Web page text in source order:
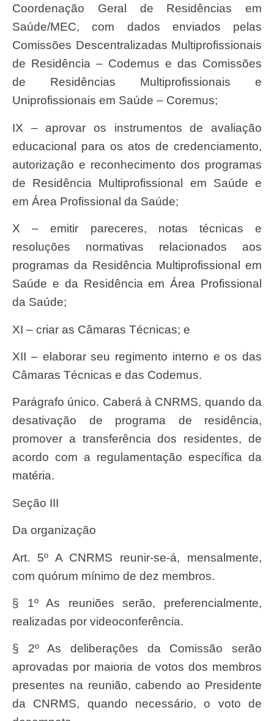
Coordenação Geral de Residências em
Saúde/MEC, com dados enviados pelas
Comissões Descentralizadas Multiprofissionais
de Residência – Codemus e das Comissões
de Residências Multiprofissionais e
Uniprofissionais em Saúde – Coremus;
IX – aprovar os instrumentos de avaliação
educacional para os atos de credenciamento,
autorização e reconhecimento dos programas
de Residência Multiprofissional em Saúde e
em Área Profissional da Saúde;
X – emitir pareceres, notas técnicas e
resoluções normativas relacionados aos
programas da Residência Multiprofissional em
Saúde e da Residência em Área Profissional
da Saúde;
XI – criar as Câmaras Técnicas; e
XII – elaborar seu regimento interno e os das
Câmaras Técnicas e das Codemus.
Parágrafo único. Caberá à CNRMS, quando da
desativação de programa de residência,
promover a transferência dos residentes, de
acordo com a regulamentação específica da
matéria.
Seção III
Da organização
Art. 5º A CNRMS reunir-se-á, mensalmente,
com quórum mínimo de dez membros.
§ 1º As reuniões serão, preferencialmente,
realizadas por videoconferência.
§ 2º As deliberações da Comissão serão
aprovadas por maioria de votos dos membros
presentes na reunião, cabendo ao Presidente
da CNRMS, quando necessário, o voto de